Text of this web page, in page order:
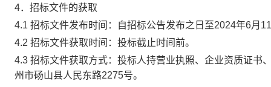
4．招标文件的获取
4.1 招标文件发布时间： 自招标公告发布之日至2024年6月
4.2 招标文件获取时间：投标截止时间前。
4.3 招标文件获取方式：投标人持营业执照、企业资质证书
州市砀山县人民东路2275号。